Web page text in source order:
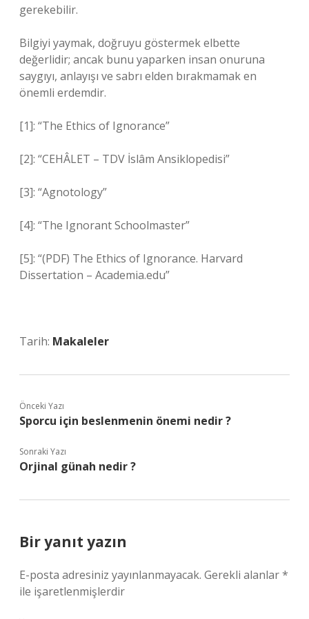
gerekebilir.
Bilgiyi yaymak, doğruyu göstermek elbette
değerlidir; ancak bunu yaparken insan onuruna
saygıyı, anlayışı ve sabrı elden bırakmamak en
önemli erdemdir.
[1]: “The Ethics of Ignorance”
[2]: “CEHÂLET – TDV İslâm Ansiklopedisi”
[3]: “Agnotology”
[4]: “The Ignorant Schoolmaster”
[5]: “(PDF) The Ethics of Ignorance. Harvard
Dissertation – Academia.edu”
Tarih: Makaleler
Önceki Yazı
Sporcu için beslenmenin önemi nedir ?
Sonraki Yazı
Orjinal günah nedir ?
Bir yanıt yazın
E-posta adresiniz yayınlanmayacak. Gerekli alanlar*
ile işaretlenmişlerdir